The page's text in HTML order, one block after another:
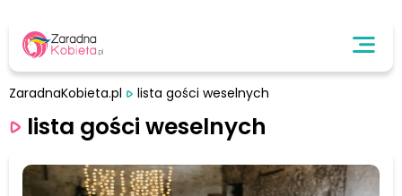
ZaradnaKobieta.pl lista gości weselnych
lista gości weselnych